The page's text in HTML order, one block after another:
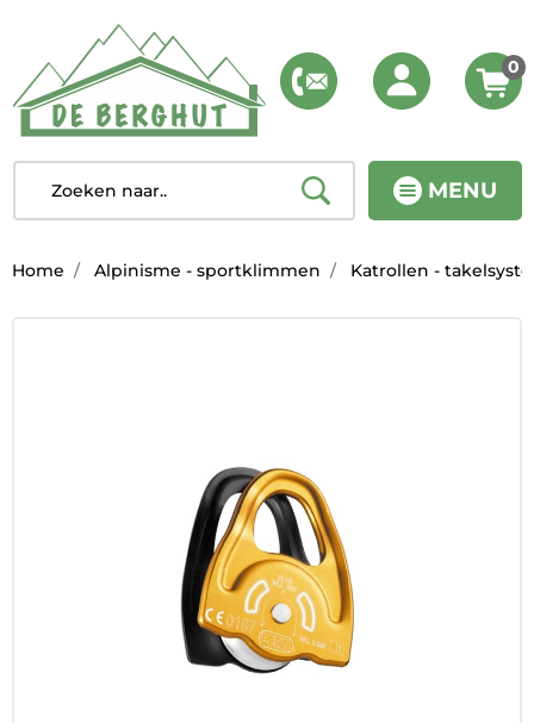
MENU
0
Home Alpinisme - sportklimmen Katrollen -